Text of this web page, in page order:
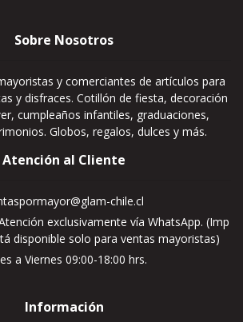
Sobre Nosotros
y comerciantes de artículos para
y disfraces. Cotillón de fiesta, decoración
cumpleaños infantiles, graduaciones,
Globos, regalos, dulces y más.
Atención al Cliente
chile.cl
exclusivamente vía WhatsApp. (Imp
disponible solo para ventas mayoristas)
a Viernes 09:00-18:00 hrs.
Información